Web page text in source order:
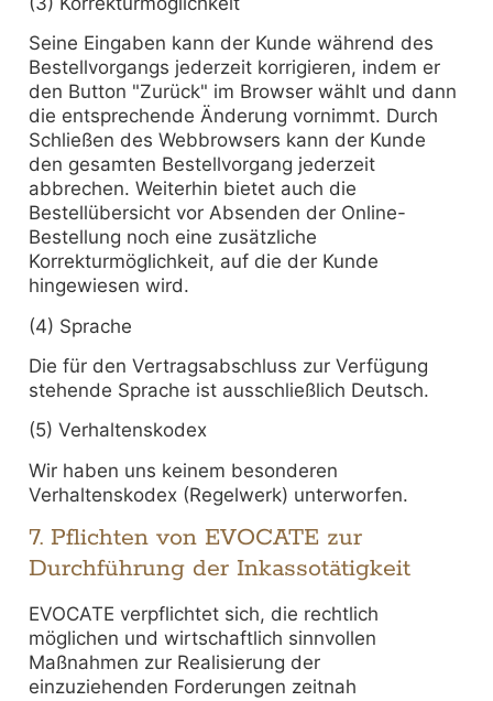
Seine Eingaben kann der Kunde während des
Bestellvorgangs jederzeit korrigieren, indem er
den Button "Zurück" im Browser wählt und dann
die entsprechende Änderung vornimmt. Durch
Schließen des Webbrowsers kann der Kunde
den gesamten Bestellvorgang jederzeit
abbrechen. Weiterhin bietet auch die
Bestellübersicht vor Absenden der Online-
Bestellung noch eine zusätzliche
Korrekturmöglichkeit, auf die der Kunde
hingewiesen wird.
(4) Sprache
Die für den Vertragsabschluss zur Verfügung
stehende Sprache ist ausschließlich Deutsch.
(5) Verhaltenskodex
Wir haben uns keinem besonderen
Verhaltenskodex (Regelwerk) unterworfen.
7. Pflichten von EVOCATE zur
Durchführung der Inkassotätigkeit
EVOCATE verpflichtet sich, die rechtlich
möglichen und wirtschaftlich sinnvollen
Maßnahmen zur Realisierung der
einzuziehenden Forderungen zeitnah